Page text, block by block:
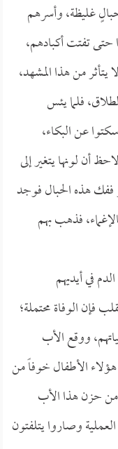
غليظة، وأسرهم
حتى تفتت أكبادهم،
من هذا المشهد،
فلما يئس
عن البكاء،
أن لونها يتغير إلى
ففك هذه الحبال فوجد
فذهب بهم
في أيديهم
فإن الوفاة محتملة؛
ووقع الأب
الأطفال خوفاً من
من حزن هذا الأب
وصاروا يتلفتون